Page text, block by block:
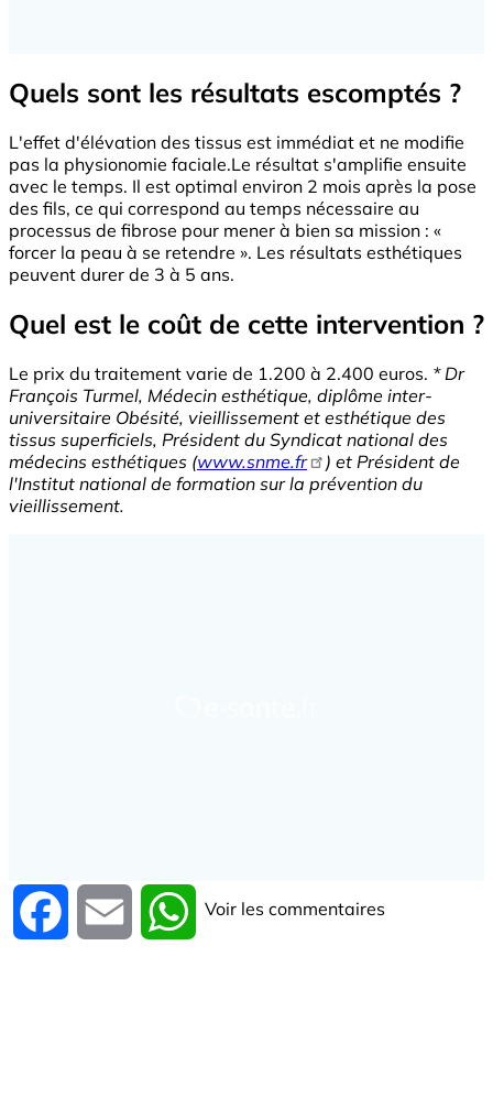
Quels sont les résultats escomptés ?
L'effet d'élévation des tissus est immédiat et ne modifie
pas la physionomie faciale.Le résultat s'amplifie ensuite
avec le temps. Il est optimal environ 2 mois après la pose
des fils, ce qui correspond au temps nécessaire au
processus de fibrose pour mener à bien sa mission : «
forcer la peau à se retendre ». Les résultats esthétiques
peuvent durer de 3 à 5 ans.
Quel est le coût de cette intervention ?
Le prix du traitement varie de 1.200 à 2.400 euros. * Dr
François Turmel, Médecin esthétique, diplôme inter-
universitaire Obésité, vieillissement et esthétique des
tissus superficiels, Président du Syndicat national des
médecins esthétiques (www.snme.fr
) et Président de
l'Institut national de formation sur la prévention du
vieillissement.
Facebook Email WhatsApp
Voir les commentaires